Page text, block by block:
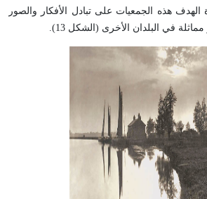
هذه الجمعيات على تبادل الأفكار والصور
في البلدان الأخرى (الشكل 13).